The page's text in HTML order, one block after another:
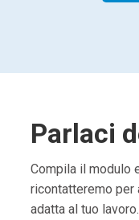
Parlaci
Compila il modulo
ricontatteremo per
adatta al tuo lavoro.